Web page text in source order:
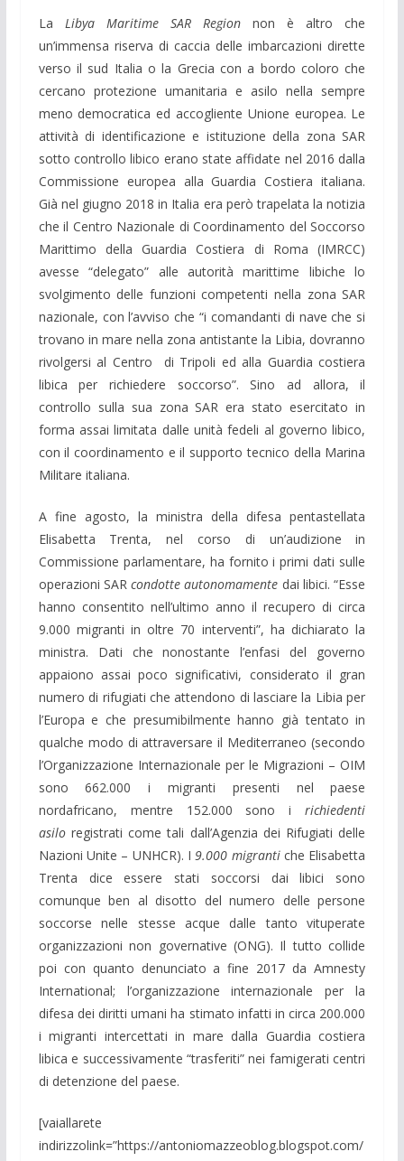
La Libya Maritime SAR Region non è altro che
un’immensa riserva di caccia delle imbarcazioni dirette
verso il sud Italia o la Grecia con a bordo coloro che
cercano protezione umanitaria e asilo nella sempre
meno democratica ed accogliente Unione europea. Le
attività di identificazione e istituzione della zona SAR
sotto controllo libico erano state affidate nel 2016 dalla
Commissione europea alla Guardia Costiera italiana.
Già nel giugno 2018 in Italia era però trapelata la notizia
che il Centro Nazionale di Coordinamento del Soccorso
Marittimo della Guardia Costiera di Roma (IMRCC)
avesse “delegato” alle autorità marittime libiche lo
svolgimento delle funzioni competenti nella zona SAR
nazionale, con l’avviso che “i comandanti di nave che si
trovano in mare nella zona antistante la Libia, dovranno
rivolgersi al Centro di Tripoli ed alla Guardia costiera
libica per richiedere soccorso”. Sino ad allora, il
controllo sulla sua zona SAR era stato esercitato in
forma assai limitata dalle unità fedeli al governo libico,
con il coordinamento e il supporto tecnico della Marina
Militare italiana.
A fine agosto, la ministra della difesa pentastellata
Elisabetta Trenta, nel corso di un’audizione in
Commissione parlamentare, ha fornito i primi dati sulle
operazioni SARcondotte autonomamente dai libici. “Esse
hanno consentito nell’ultimo anno il recupero di circa
9.000 migranti in oltre 70 interventi”, ha dichiarato la
ministra. Dati che nonostante l’enfasi del governo
appaiono assai poco significativi, considerato il gran
numero di rifugiati che attendono di lasciare la Libia per
l’Europa e che presumibilmente hanno già tentato in
qualche modo di attraversare il Mediterraneo (secondo
l’Organizzazione Internazionale per le Migrazioni – OIM
sono 662.000 i migranti presenti nel paese
nordafricano, mentre 152.000 sono irichiedenti
asiloregistrati come tali dall’Agenzia dei Rifugiati delle
Nazioni Unite – UNHCR). I9.000 migrantiche Elisabetta
Trenta dice essere stati soccorsi dai libici sono
comunque ben al disotto del numero delle persone
soccorse nelle stesse acque dalle tanto vituperate
organizzazioni non governative (ONG). Il tutto collide
poi con quanto denunciato a fine 2017 da Amnesty
International; l’organizzazione internazionale per la
difesa dei diritti umani ha stimato infatti in circa 200.000
i migranti intercettati in mare dalla Guardia costiera
libica e successivamente “trasferiti” nei famigerati centri
di detenzione del paese.
[vaiallarete
indirizzolink=”https://antoniomazzeoblog.blogspot.com/